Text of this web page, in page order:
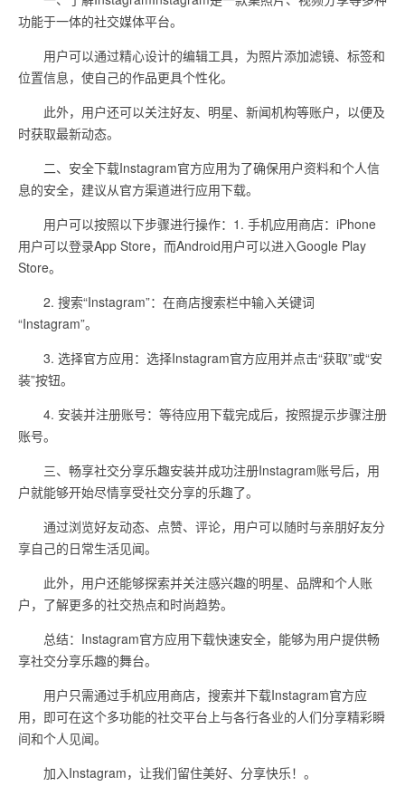
功能于一体的社交媒体平台。
用户可以通过精心设计的编辑工具，为照片添加滤镜、标签和
位置信息，使自己的作品更具个性化。
此外，用户还可以关注好友、明星、新闻机构等账户，以便及
时获取最新动态。
二、安全下载Instagram官方应用为了确保用户资料和个人信
息的安全，建议从官方渠道进行应用下载。
用户可以按照以下步骤进行操作：1. 手机应用商店：iPhone
用户可以登录App Store，而Android用户可以进入Google Play
Store。
2. 搜索“Instagram”：在商店搜索栏中输入关键词
“Instagram”。
3. 选择官方应用：选择Instagram官方应用并点击“获取”或“安
装”按钮。
4. 安装并注册账号：等待应用下载完成后，按照提示步骤注册
账号。
三、畅享社交分享乐趣安装并成功注册Instagram账号后，用
户就能够开始尽情享受社交分享的乐趣了。
通过浏览好友动态、点赞、评论，用户可以随时与亲朋好友分
享自己的日常生活见闻。
此外，用户还能够探索并关注感兴趣的明星、品牌和个人账
户，了解更多的社交热点和时尚趋势。
总结：Instagram官方应用下载快速安全，能够为用户提供畅
享社交分享乐趣的舞台。
用户只需通过手机应用商店，搜索并下载Instagram官方应
用，即可在这个多功能的社交平台上与各行各业的人们分享精彩瞬
间和个人见闻。
加入Instagram，让我们留住美好、分享快乐！。